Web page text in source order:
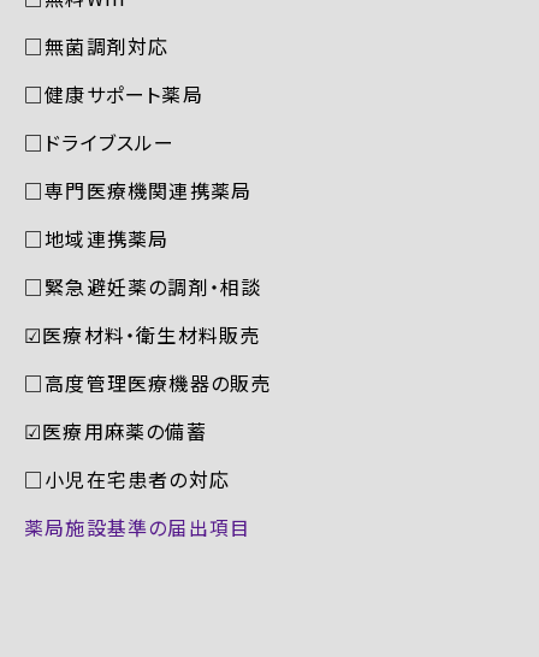
□無菌調剤対応
□健康サポート薬局
□ドライブスルー
□専門医療機関連携薬局
□地域連携薬局
□緊急避妊薬の調剤・相談
☑︎医療材料・衛生材料販売
□高度管理医療機器の販売
☑︎医療用麻薬の備蓄
□小児在宅患者の対応
薬局施設基準の届出項目